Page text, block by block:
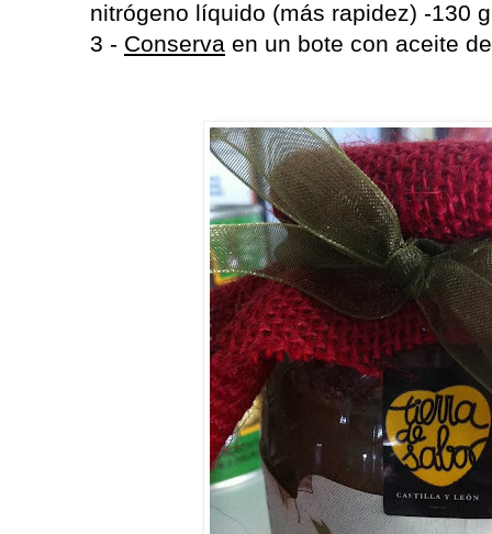
nitrógeno líquido (más rapidez) -130
3 - Conserva en un bote con aceite